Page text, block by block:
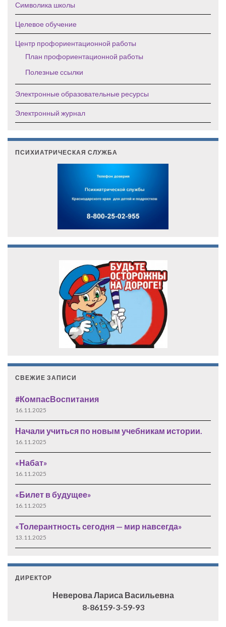
Символика школы
Целевое обучение
Центр профориентационной работы
План профориентационной работы
Полезные ссылки
Электронные образовательные ресурсы
Электронный журнал
ПСИХИАТРИЧЕСКАЯ СЛУЖБА
СВЕЖИЕ ЗАПИСИ
#КомпасВоспитания
16.11.2025
Начали учиться по новым учебникам истории.
16.11.2025
«Набат»
16.11.2025
«Билет в будущее»
16.11.2025
«Толерантность сегодня — мир навсегда»
13.11.2025
ДИРЕКТОР
Неверова Лариса Васильевна
8-86159-3-59-93